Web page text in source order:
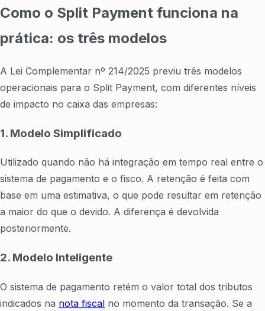
Como o Split Payment funciona na
prática: os três modelos
A Lei Complementar nº 214/2025 previu três modelos
operacionais para o Split Payment, com diferentes níveis
de impacto no caixa das empresas:
1. Modelo Simplificado
Utilizado quando não há integração em tempo real entre o
sistema de pagamento e o fisco. A retenção é feita com
base em uma estimativa, o que pode resultar em retenção
a maior do que o devido. A diferença é devolvida
posteriormente.
2. Modelo Inteligente
O sistema de pagamento retém o valor total dos tributos
indicados na nota fiscal no momento da transação. Se a